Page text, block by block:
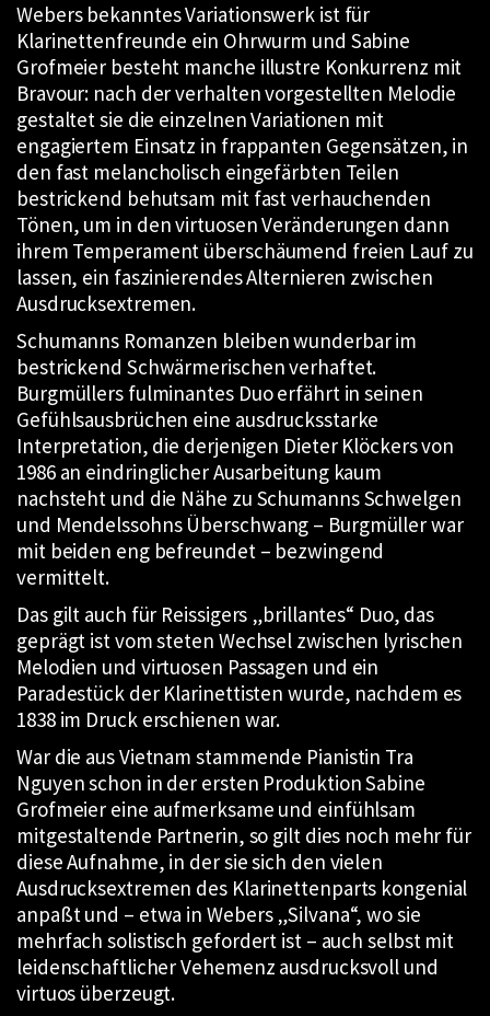
Webers bekanntes Variationswerk ist für
Klarinettenfreunde ein Ohrwurm und Sabine
Grofmeier besteht manche illustre Konkurrenz mit
Bravour: nach der verhalten vorgestellten Melodie
gestaltet sie die einzelnen Variationen mit
engagiertem Einsatz in frappanten Gegensätzen, in
den fast melancholisch eingefärbten Teilen
bestrickend behutsam mit fast verhauchenden
Tönen, um in den virtuosen Veränderungen dann
ihrem Temperament überschäumend freien Lauf zu
lassen, ein faszinierendes Alternieren zwischen
Ausdrucksextremen.
Schumanns Romanzen bleiben wunderbar im
bestrickend Schwärmerischen verhaftet.
Burgmüllers fulminantes Duo erfährt in seinen
Gefühlsausbrüchen eine ausdrucksstarke
Interpretation, die derjenigen Dieter Klöckers von
1986 an eindringlicher Ausarbeitung kaum
nachsteht und die Nähe zu Schumanns Schwelgen
und Mendelssohns Überschwang – Burgmüller war
mit beiden eng befreundet – bezwingend
vermittelt.
Das gilt auch für Reissigers „brillantes“ Duo, das
geprägt ist vom steten Wechsel zwischen lyrischen
Melodien und virtuosen Passagen und ein
Paradestück der Klarinettisten wurde, nachdem es
1838 im Druck erschienen war.
War die aus Vietnam stammende Pianistin Tra
Nguyen schon in der ersten Produktion Sabine
Grofmeier eine aufmerksame und einfühlsam
mitgestaltende Partnerin, so gilt dies noch mehr für
diese Aufnahme, in der sie sich den vielen
Ausdrucksextremen des Klarinettenparts kongenial
anpaßt und – etwa in Webers „Silvana“, wo sie
mehrfach solistisch gefordert ist – auch selbst mit
leidenschaftlicher Vehemenz ausdrucksvoll und
virtuos überzeugt.